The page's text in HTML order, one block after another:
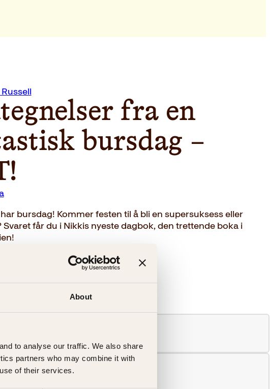
About
to analyse our traffic. We also share
partners who may combine it with
of their services.
fra en
bursdag –
bursdag! Kommer festen til å bli en supersuksess eller
Svaret får du i Nikkis nyeste dagbok, den trettende boka i